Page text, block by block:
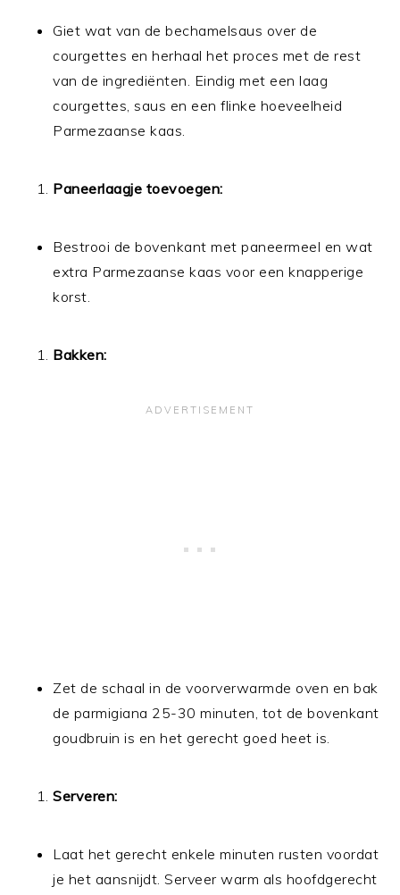
Giet wat van de bechamelsaus over de
courgettes en herhaal het proces met de rest
van de ingrediënten. Eindig met een laag
courgettes, saus en een flinke hoeveelheid
Parmezaanse kaas.
Paneerlaagje toevoegen:
Bestrooi de bovenkant met paneermeel en wat
extra Parmezaanse kaas voor een knapperige
korst.
Bakken:
Zet de schaal in de voorverwarmde oven en bak
de parmigiana 25-30 minuten, tot de bovenkant
goudbruin is en het gerecht goed heet is.
Serveren:
Laat het gerecht enkele minuten rusten voordat
je het aansnijdt. Serveer warm als hoofdgerecht